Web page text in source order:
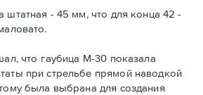
штатная - 45 мм, что для конца 42 -
что гаубица М-30 показала
при стрельбе прямой наводкой
была выбрана для создания